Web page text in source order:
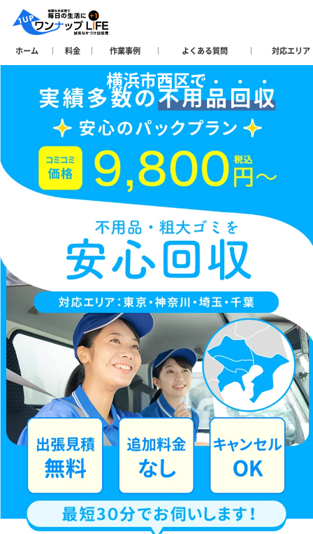
ホーム 料金 作業事例 よくある質問 対応エリア
横浜市西区で